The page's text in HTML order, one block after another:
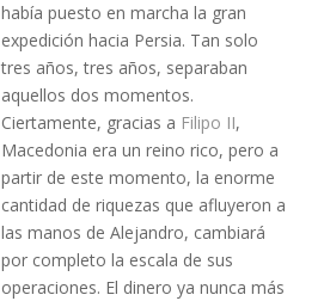
había puesto en marcha la gran
expedición hacia Persia. Tan solo
tres años, tres años, separaban
aquellos dos momentos.
Ciertamente, gracias a Filipo II,
Macedonia era un reino rico, pero a
partir de este momento, la enorme
cantidad de riquezas que afluyeron a
las manos de Alejandro, cambiará
por completo la escala de sus
operaciones. El dinero ya nunca más